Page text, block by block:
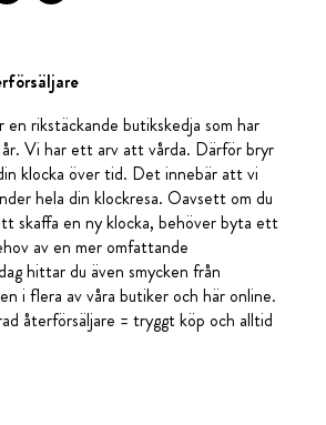
en rikstäckande butikskedja som har
Vi har ett arv att vårda. Därför bryr
klocka över tid. Det innebär att vi
hela din klockresa. Oavsett om du
skaffa en ny klocka, behöver byta ett
av en mer omfattande
hittar du även smycken från
i flera av våra butiker och här online.
återförsäljare = tryggt köp och alltid